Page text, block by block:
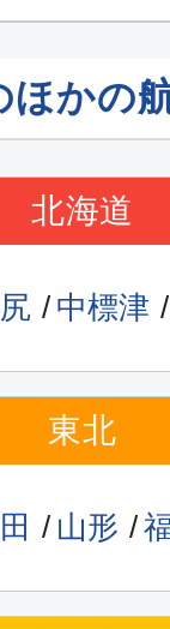
ほかの
北海道
中標津
東北
山形